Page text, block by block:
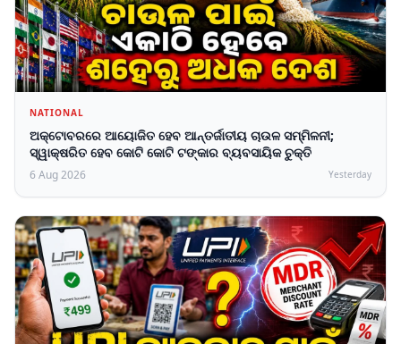
NATIONAL
ଅକ୍ଟୋବରରେ ଆୟୋଜିତ ହେବ ଆନ୍ତର୍ଜାତୀୟ ଚାଉଳ ସମ୍ମିଳନୀ;
ସ୍ୱାକ୍ଷରିତ ହେବ କୋଟି କୋଟି ଟଙ୍କାର ବ୍ୟବସାୟିକ ଚୁକ୍ତି
6 Aug 2026 Yesterday